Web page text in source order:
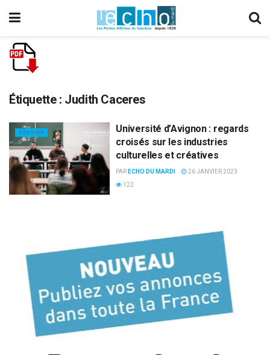
Étiquette : Judith Caceres
DOSSIER
Université d’Avignon : regards
croisés sur les industries
culturelles et créatives
PAR ECHO DU MARDI
26 JANVIER 2023
122